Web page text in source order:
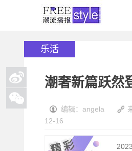
乐活
潮奢新篇跃然
编辑：angela
12-16